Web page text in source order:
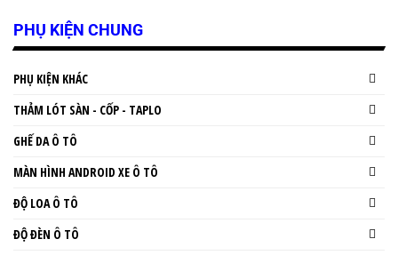
PHỤ KIỆN CHUNG
PHỤ KIỆN KHÁC
THẢM LÓT SÀN - CỐP - TAPLO
GHẾ DA Ô TÔ
MÀN HÌNH ANDROID XE Ô TÔ
ĐỘ LOA Ô TÔ
ĐỘ ĐÈN Ô TÔ